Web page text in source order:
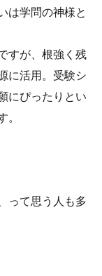
は学問の神様と
すが、根強く残
に活用。受験シ
にぴったりとい
って思う人も多